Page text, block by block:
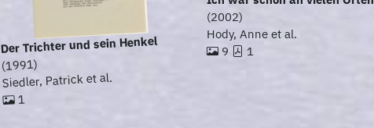
Der Trichter und sein Henkel
(1991)
Siedler, Patrick et al.
1
(2002)
Hody, Anne et al.
9
1